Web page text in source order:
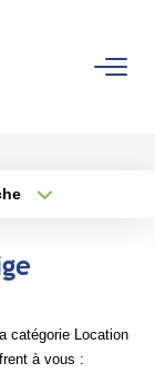
de critères
catégorie Location
à vous :